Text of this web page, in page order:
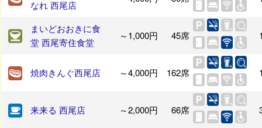
なれ 西尾店
まいどおおきに食
堂 西尾寄住食堂
～1,000円 45席
焼肉きんぐ西尾店 ～4,000円 162席
来来る 西尾店 ～2,000円 66席